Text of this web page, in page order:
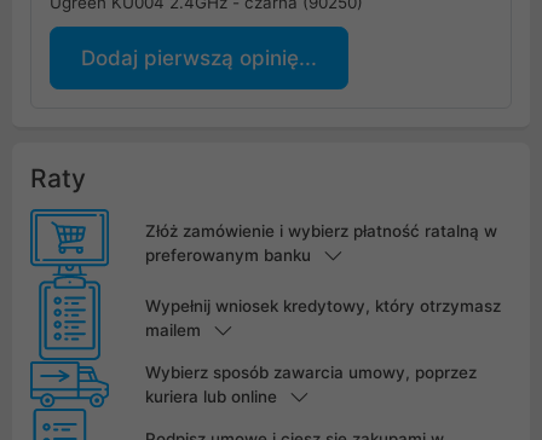
Dodaj pierwszą opinię...
Raty
Złóż zamówienie i wybierz płatność ratalną w
preferowanym banku
Wypełnij wniosek kredytowy, który otrzymasz
mailem
Wybierz sposób zawarcia umowy, poprzez
kuriera lub online